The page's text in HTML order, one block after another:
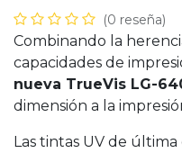
(0 reseña)
Combinando la
capacidades de
nueva TrueVis LG-
dimensión a la
Las tintas UV de